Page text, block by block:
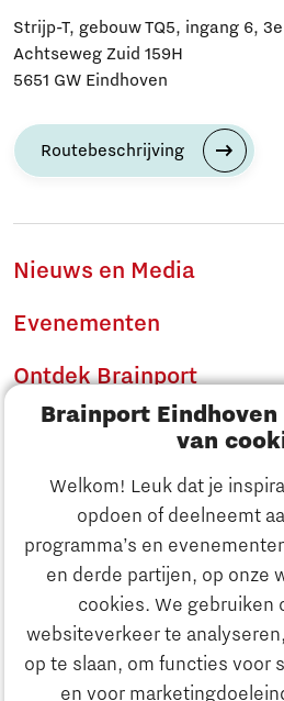
Brainport
van
Welkom! Leuk dat je
opdoen of deelneemt
programma’s en
en derde partijen, op onze
cookies. We gebruiken
websiteverkeer te
op te slaan, om functies voor
en voor
Ontdek Brainport
Innovatie
Strijp-T, gebouw TQ5, ingang 6,
Achtseweg Zuid 159H
5651 GW Eindhoven
Routebeschrijving
Nieuws en Media
Evenementen
Ontdek Brainport
Innovatie
Ondernemen
Onderwijs
Maatschappelijk
Strategie & Organisatie
Zoeken